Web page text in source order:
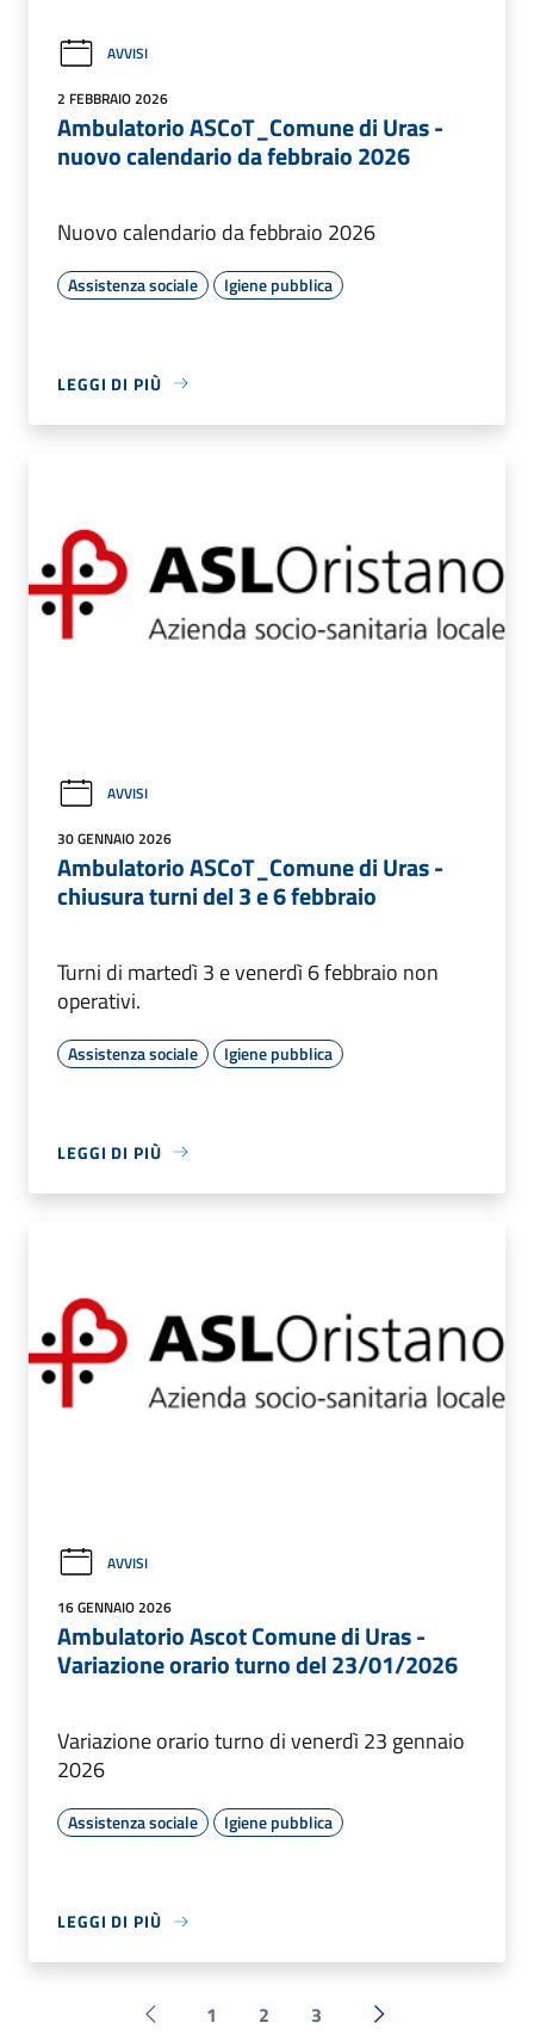
AVVISI
2 FEBBRAIO 2026
Ambulatorio ASCoT_Comune di Uras -
nuovo calendario da febbraio 2026
Nuovo calendario da febbraio 2026
Assistenza sociale Igiene pubblica
LEGGI DI PIÙ
AVVISI
30 GENNAIO 2026
Ambulatorio ASCoT_Comune di Uras -
chiusura turni del 3 e 6 febbraio
Turni di martedì 3 e venerdì 6 febbraio non
operativi.
Assistenza sociale Igiene pubblica
LEGGI DI PIÙ
AVVISI
16 GENNAIO 2026
Ambulatorio Ascot Comune di Uras -
Variazione orario turno del 23/01/2026
Variazione orario turno di venerdì 23 gennaio
2026
Assistenza sociale Igiene pubblica
LEGGI DI PIÙ
Pagina precedente
1 2 3 Successiva »